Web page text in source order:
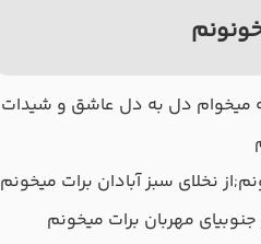
میخوام دل به دل عاشق و شیدات
نخلای سبز آبادان برات میخونم
مهربان برات میخونم